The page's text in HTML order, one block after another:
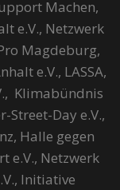
Machen,
e.V., Netzwerk
Magdeburg,
e.V., LASSA,
Klimabündnis
Street-Day e.V.,
Halle gegen
e.V., Netzwerk
Initiative